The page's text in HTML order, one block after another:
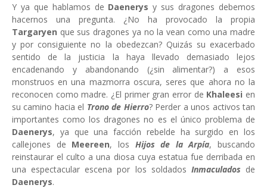
Y ya que hablamos de Daenerysy sus dragones debemos
hacernos una pregunta. ¿No ha provocado la propia
Targaryen que sus dragones ya no la vean como una madre
y por consiguiente no la obedezcan? Quizás su exacerbado
sentido de la justicia la haya llevado demasiado lejos
encadenando y abandonando (¿sin alimentar?) a esos
monstruos en una mazmorra oscura, seres que ahora no la
reconocen como madre. ¿El primer gran error de Khaleesi en
su camino hacia el Trono de Hierro? Perder a unos activos tan
importantes como los dragones no es el único problema de
Daenerys, ya que una facción rebelde ha surgido en los
callejones de Meereen, los Hijos de la Arpía, buscando
reinstaurar el culto a una diosa cuya estatua fue derribada en
una espectacular escena por los soldados Inmaculados de
Daenerys.